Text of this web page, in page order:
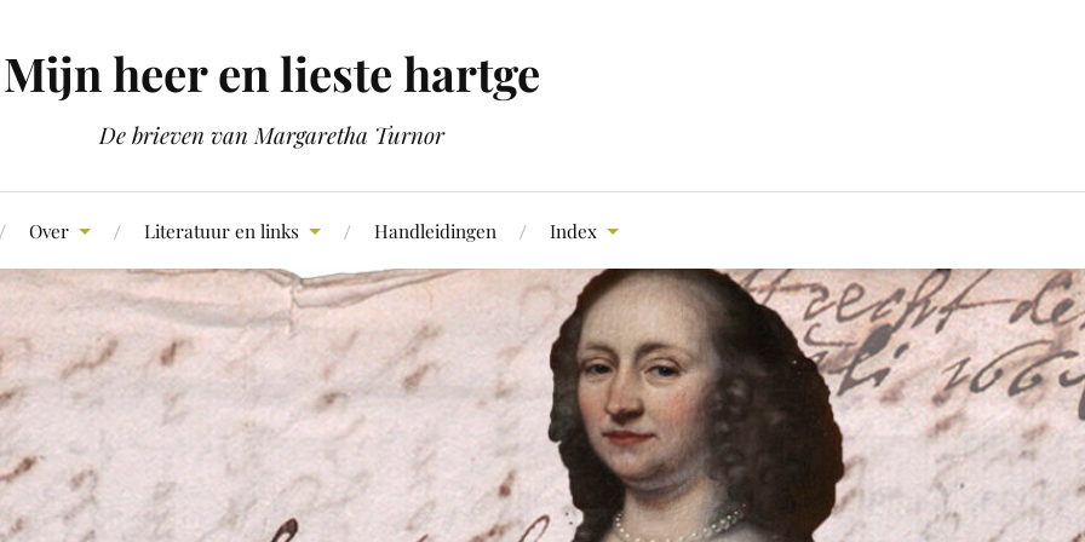
Mijn heer en lieste hartge
De brieven van Margaretha Turnor
Over Literatuur en links Handleidingen Index